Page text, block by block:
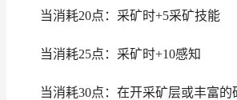
当消耗20点：采矿时+5采矿技能
当消耗25点：采矿时+10感知
当消耗30点：在开采矿层或丰富的